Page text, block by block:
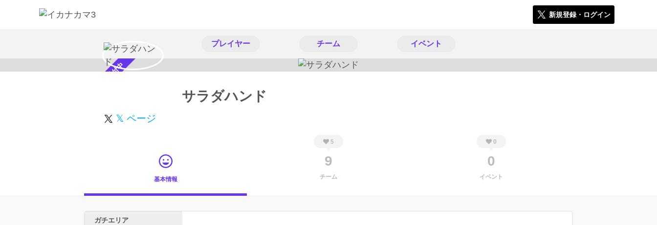
新規登録・ログイン
プレイヤー チーム イベント
スカウト受付中 サラダハンド
𝕏 ページ
基本情報
5
9
チーム
0
0
イベント
ガチエリア